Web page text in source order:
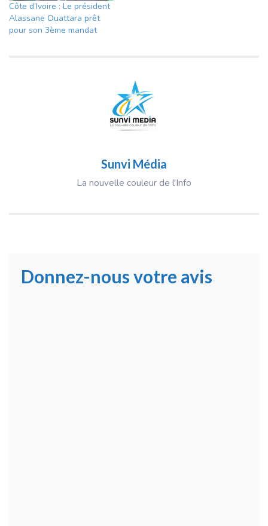
Côte d’Ivoire : Le président
Alassane Ouattara prêt
pour son 3ème mandat
Sunvi Média
La nouvelle couleur de l'Info
Donnez-nous votre avis